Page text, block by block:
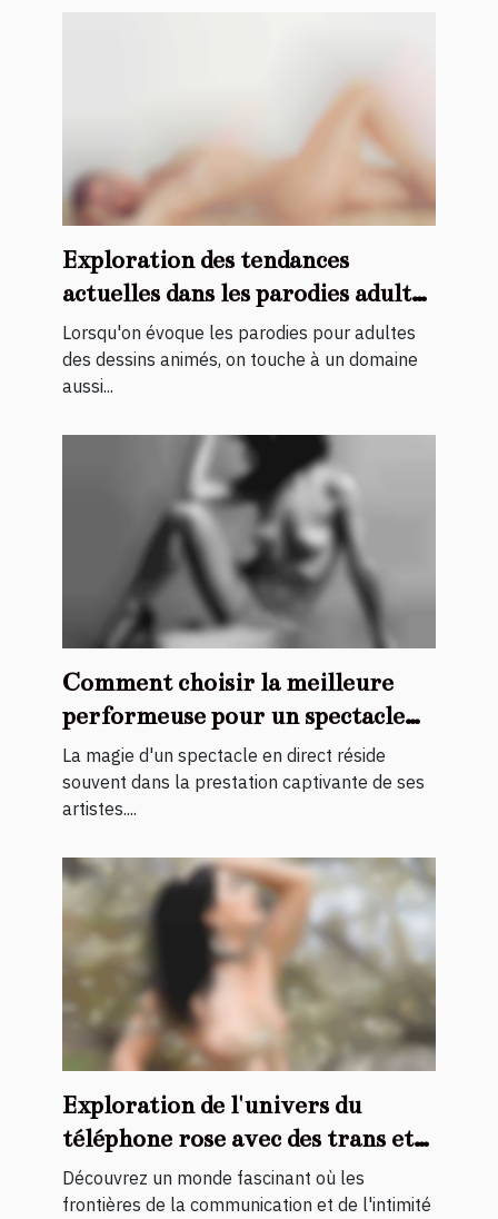
Exploration des tendances
actuelles dans les parodies adultes
de dessins animés
Lorsqu'on évoque les parodies pour adultes
des dessins animés, on touche à un domaine
aussi...
Comment choisir la meilleure
performeuse pour un spectacle
en direct
La magie d'un spectacle en direct réside
souvent dans la prestation captivante de ses
artistes....
Exploration de l'univers du
téléphone rose avec des trans et
travestis
Découvrez un monde fascinant où les
frontières de la communication et de l'intimité